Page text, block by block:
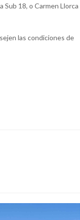
18, o Carmen Llorca
las condiciones de